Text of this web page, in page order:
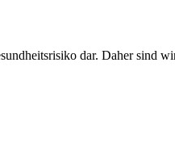
dar. Daher sind